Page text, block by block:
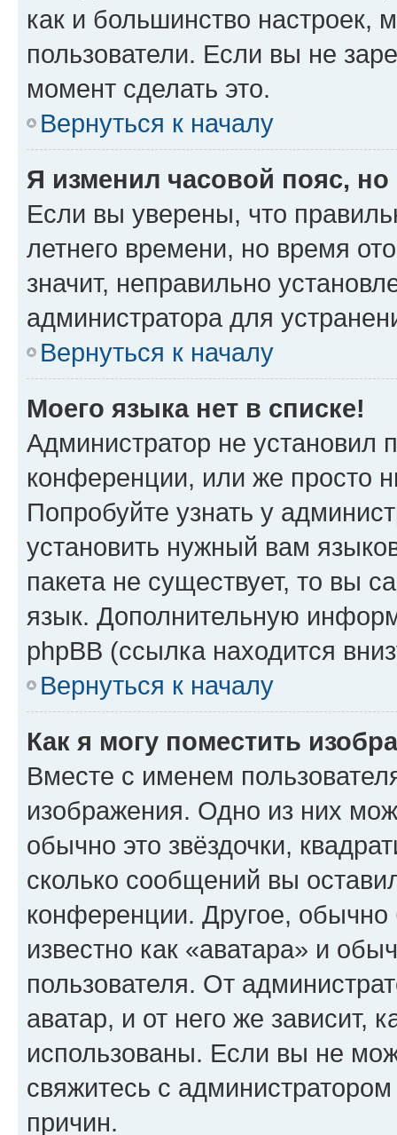
как и большинство настроек,
пользователи. Если вы не
момент сделать это.
Вернуться к началу
Я изменил часовой пояс,
Если вы уверены, что
летнего времени, но время
значит, неправильно
администратора для
Вернуться к началу
Моего языка нет в списке!
Администратор не установил
конференции, или же просто
Попробуйте узнать у
установить нужный вам
пакета не существует, то вы
язык. Дополнительную
phpBB (ссылка находится
Вернуться к началу
Как я могу поместить
Вместе с именем
изображения. Одно из них
обычно это звёздочки,
сколько сообщений вы
конференции. Другое,
известно как «аватара» и
пользователя. От
аватар, и от него же зависит,
использованы. Если вы не
свяжитесь с
причин.